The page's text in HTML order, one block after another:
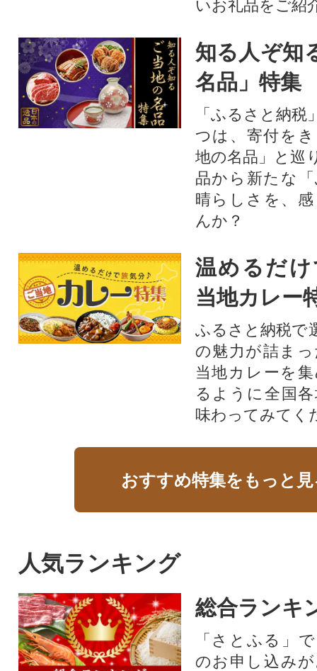
いお礼品をご紹
知る人ぞ知
名品」特集
「ふるさと納
つは、寄付を
地の名品」と巡
品から新たな
晴らしさを、
んか？
温めるだ
当地カレー
ふるさと納税で
の魅力が詰ま
当地カレーを
るように全国
味わってみてく
おすすめ特集をもっと
人気ランキング
総合ランキ
「さとふる」
のお申し込み